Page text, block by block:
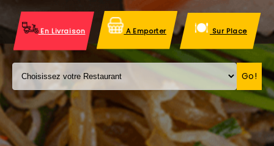
VOS AVIS
MENTIONS LÉGALES
C.G.V
En Livraison A Emporter Sur Place
Go!